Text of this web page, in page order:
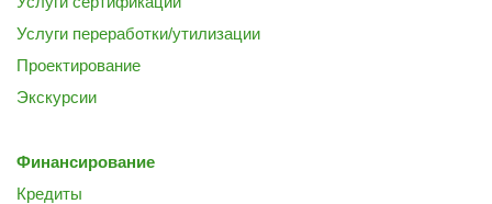
Услуги переработки/утилизации
Проектирование
Экскурсии
Финансирование
Кредиты